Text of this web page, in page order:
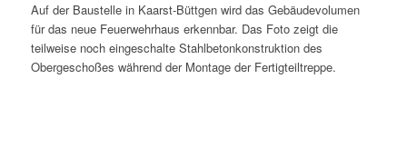
Auf der Baustelle in Kaarst-Büttgen wird das Gebäudevolumen
für das neue Feuerwehrhaus erkennbar. Das Foto zeigt die
teilweise noch eingeschalte Stahlbetonkonstruktion des
Obergeschoßes während der Montage der Fertigteiltreppe.